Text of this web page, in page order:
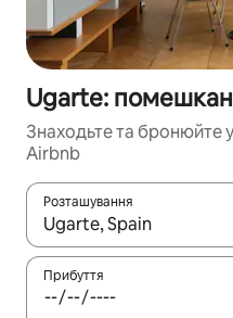
Ugarte:
Знаходьте та бронюйте
Airbnb
Розташування
Отримавши результати
Прибуття